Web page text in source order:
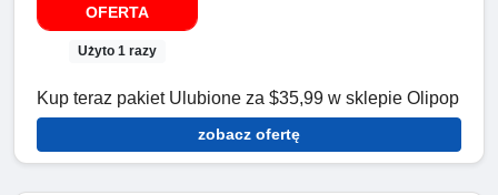
OFERTA
Użyto 1 razy
Kup teraz pakiet Ulubione za $35,99 w sklepie Olipop
zobacz ofertę